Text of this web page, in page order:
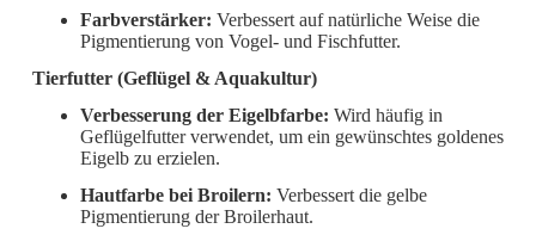
Farbverstärker: Verbessert auf natürliche Weise die
Pigmentierung von Vogel- und Fischfutter.
Tierfutter (Geflügel & Aquakultur)
Verbesserung der Eigelbfarbe: Wird häufig in
Geflügelfutter verwendet, um ein gewünschtes goldenes
Eigelb zu erzielen.
Hautfarbe bei Broilern: Verbessert die gelbe
Pigmentierung der Broilerhaut.